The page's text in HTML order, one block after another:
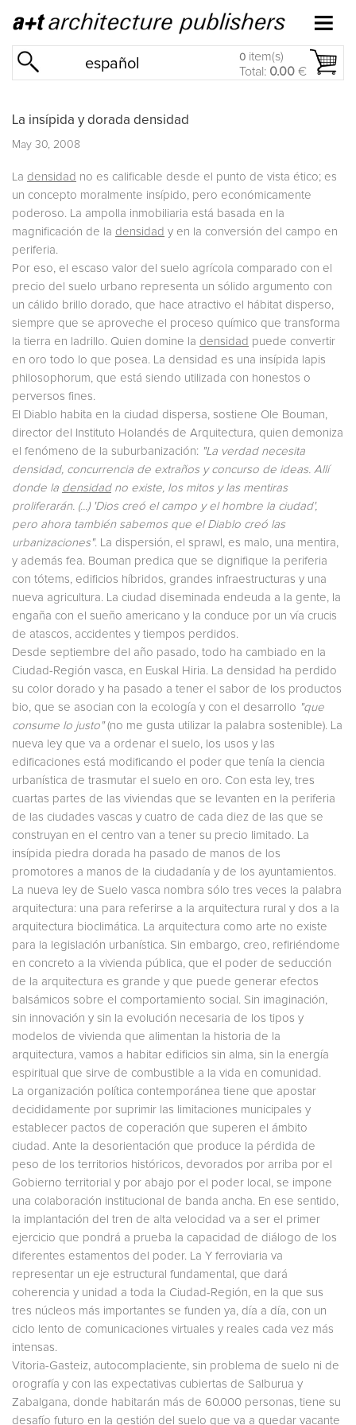
español 0 item(s)
Total: 0.00 €
La insípida y dorada densidad
May 30, 2008
La densidad no es calificable desde el punto de vista ético; es
un concepto moralmente insípido, pero económicamente
poderoso. La ampolla inmobiliaria está basada en la
magnificación de la densidad y en la conversión del campo en
periferia.
Por eso, el escaso valor del suelo agrícola comparado con el
precio del suelo urbano representa un sólido argumento con
un cálido brillo dorado, que hace atractivo el hábitat disperso,
siempre que se aproveche el proceso químico que transforma
la tierra en ladrillo. Quien domine la densidad puede convertir
en oro todo lo que posea. La densidad es una insípida lapis
philosophorum, que está siendo utilizada con honestos o
perversos fines.
El Diablo habita en la ciudad dispersa, sostiene Ole Bouman,
director del Instituto Holandés de Arquitectura, quien demoniza
el fenómeno de la suburbanización: "La verdad necesita
densidad, concurrencia de extraños y concurso de ideas. Allí
donde la densidadno existe, los mitos y las mentiras
proliferarán. (...) 'Dios creó el campo y el hombre la ciudad',
pero ahora también sabemos que el Diablo creó las
urbanizaciones". La dispersión, el sprawl, es malo, una mentira,
y además fea. Bouman predica que se dignifique la periferia
con tótems, edificios híbridos, grandes infraestructuras y una
nueva agricultura. La ciudad diseminada endeuda a la gente, la
engaña con el sueño americano y la conduce por un vía crucis
de atascos, accidentes y tiempos perdidos.
Desde septiembre del año pasado, todo ha cambiado en la
Ciudad-Región vasca, en Euskal Hiria. La densidad ha perdido
su color dorado y ha pasado a tener el sabor de los productos
bio, que se asocian con la ecología y con el desarrollo "que
consume lo justo"(no me gusta utilizar la palabra sostenible). La
nueva ley que va a ordenar el suelo, los usos y las
edificaciones está modificando el poder que tenía la ciencia
urbanística de trasmutar el suelo en oro. Con esta ley, tres
cuartas partes de las viviendas que se levanten en la periferia
de las ciudades vascas y cuatro de cada diez de las que se
construyan en el centro van a tener su precio limitado. La
insípida piedra dorada ha pasado de manos de los
promotores a manos de la ciudadanía y de los ayuntamientos.
La nueva ley de Suelo vasca nombra sólo tres veces la palabra
arquitectura: una para referirse a la arquitectura rural y dos a la
arquitectura bioclimática. La arquitectura como arte no existe
para la legislación urbanística. Sin embargo, creo, refiriéndome
en concreto a la vivienda pública, que el poder de seducción
de la arquitectura es grande y que puede generar efectos
balsámicos sobre el comportamiento social. Sin imaginación,
sin innovación y sin la evolución necesaria de los tipos y
modelos de vivienda que alimentan la historia de la
arquitectura, vamos a habitar edificios sin alma, sin la energía
espiritual que sirve de combustible a la vida en comunidad.
La organización política contemporánea tiene que apostar
decididamente por suprimir las limitaciones municipales y
establecer pactos de coperación que superen el ámbito
ciudad. Ante la desorientación que produce la pérdida de
peso de los territorios históricos, devorados por arriba por el
Gobierno territorial y por abajo por el poder local, se impone
una colaboración institucional de banda ancha. En ese sentido,
la implantación del tren de alta velocidad va a ser el primer
ejercicio que pondrá a prueba la capacidad de diálogo de los
diferentes estamentos del poder. La Y ferroviaria va
representar un eje estructural fundamental, que dará
coherencia y unidad a toda la Ciudad-Región, en la que sus
tres núcleos más importantes se funden ya, día a día, con un
ciclo lento de comunicaciones virtuales y reales cada vez más
intensas.
Vitoria-Gasteiz, autocomplaciente, sin problema de suelo ni de
orografía y con las expectativas cubiertas de Salburua y
Zabalgana, donde habitarán más de 60.000 personas, tiene su
desafío futuro en la gestión del suelo que va a quedar vacante